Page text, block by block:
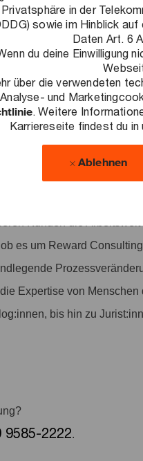
in der
sowie im Hinblick
Daten Art. 6
du deine Einwilligung
über die verwendeten
Analyse- und
. Weitere
Karriereseite findest du in
Ablehnen
Beiträgen in diversen
Arbeitsumfeld schaffen:
Leistung honoriert wird
es um Reward
Expertise von
bis hin zu
9585-2222.